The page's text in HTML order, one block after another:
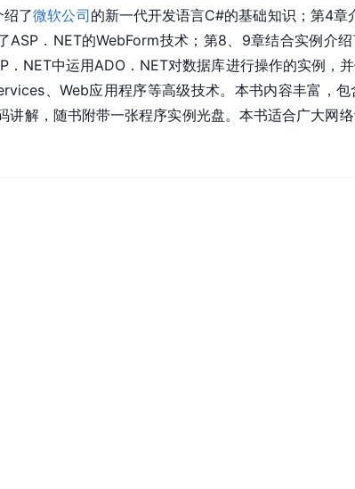
绍了微软公司的新一代开发语言C#的基础知识；第4章
ASP．NET的WebForm技术；第8、9章结合实例介
．NET中运用ADO．NET对数据库进行操作的实例，
、Web应用程序等高级技术。本书内容丰富，
讲解，随书附带一张程序实例光盘。本书适合广大网